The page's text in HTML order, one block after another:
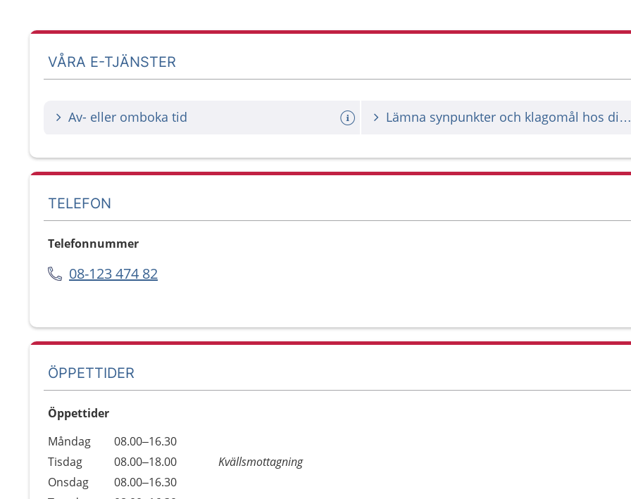
VÅRA E-TJÄNSTER
Av- eller omboka tid Lämna synpunkter och klagomål hos din vårdgivare
TELEFON
Telefonnummer
08-123 474 82
ÖPPETTIDER
Öppettider
Dag
Öppettider
Kommentarer
Måndag
08.00–16.30
Tisdag
08.00–18.00
Kvällsmottagning
Onsdag
08.00–16.30